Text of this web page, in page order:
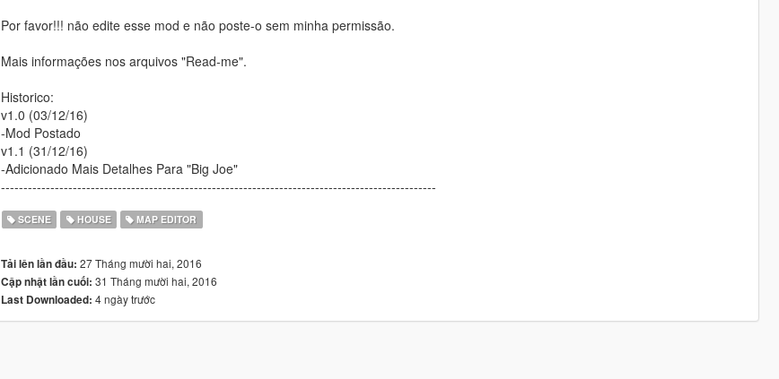
Por favor!!! não edite esse mod e não poste-o sem minha permissão.
Mais informações nos arquivos "Read-me".
Historico:
v1.0 (03/12/16)
-Mod Postado
v1.1 (31/12/16)
-Adicionado Mais Detalhes Para "Big Joe"
-------------------------------------------------------------------------------------------------
SCENE HOUSE MAP EDITOR
Tải lên lần đầu: 27 Tháng mười hai, 2016
Cập nhật lần cuối: 31 Tháng mười hai, 2016
Last Downloaded: 4 ngày trước